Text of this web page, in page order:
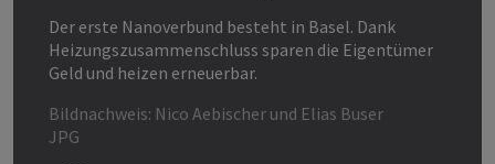
Der erste Nanoverbund besteht in Basel. Dank
Heizungszusammenschluss sparen die Eigentümer
Geld und heizen erneuerbar.
Bildnachweis: Nico Aebischer und Elias Buser
JPG